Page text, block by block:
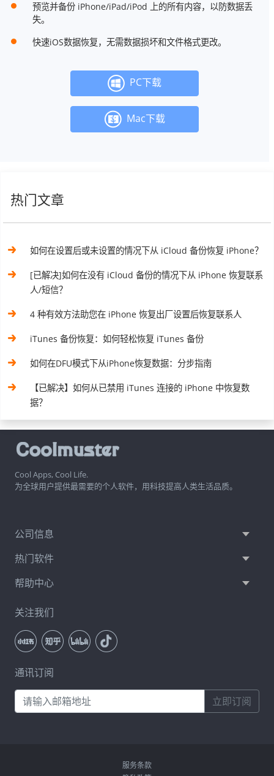
预览并备份 iPhone/iPad/iPod 上的所有内容，以防数据丢
失。
快速iOS数据恢复，无需数据损坏和文件格式更改。
PC下载
Mac下载
热门文章
如何在设置后或未设置的情况下从 iCloud 备份恢复 iPhone？
[已解决]如何在没有 iCloud 备份的情况下从 iPhone 恢复联系
人/短信？
4 种有效方法助您在 iPhone 恢复出厂设置后恢复联系人
iTunes 备份恢复：如何轻松恢复 iTunes 备份
如何在DFU模式下从iPhone恢复数据：分步指南
【已解决】如何从已禁用 iTunes 连接的 iPhone 中恢复数
据？
Cool Apps, Cool Life.
为全球用户提供最需要的个人软件，用科技提高人类生活品质。
公司信息
热门软件
帮助中心
关注我们
通讯订阅
立即订阅
服务条款